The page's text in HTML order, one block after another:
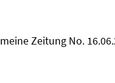
Zeitung No.